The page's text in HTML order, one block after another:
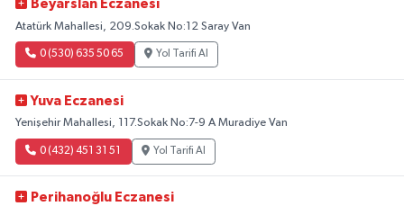
Beyarslan Eczanesi
Atatürk Mahallesi, 209.Sokak No:12 Saray Van
0 (530) 635 50 65 Yol Tarifi Al
Yuva Eczanesi
Yenişehir Mahallesi, 117.Sokak No:7-9 A Muradiye Van
0 (432) 451 31 51 Yol Tarifi Al
Perihanoğlu Eczanesi